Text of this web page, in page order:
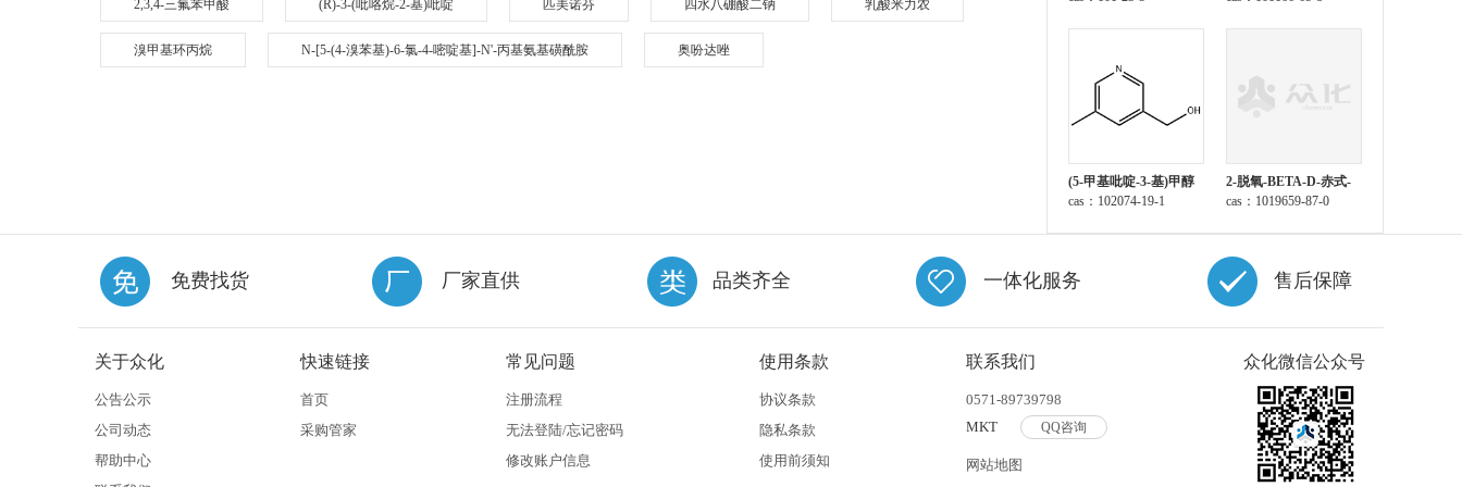
2,3,4-三氟苯甲酸 (R)-3-(吡咯烷-2-基)吡啶 匹美诺芬 四水八硼酸二钠 乳酸米力农
溴甲基环丙烷 N-[5-(4-溴苯基)-6-氯-4-嘧啶基]-N'-丙基氨基磺酰胺 奥吩达唑
(5-甲基吡啶-3-基)甲醇
cas：102074-19-1
2-脱氧-BETA-D-赤式-
呋喃戊糖 1-乙酸酯 3,5-
cas：1019659-87-0
免费找货 厂家直供 品类齐全 一体化服务 售后保障
关于众化
公告公示
公司动态
帮助中心
快速链接
首页
采购管家
常见问题
注册流程
无法登陆/忘记密码
修改账户信息
使用条款
协议条款
隐私条款
使用前须知
联系我们
0571-89739798
MKT
QQ咨询
网站地图
众化微信公众号